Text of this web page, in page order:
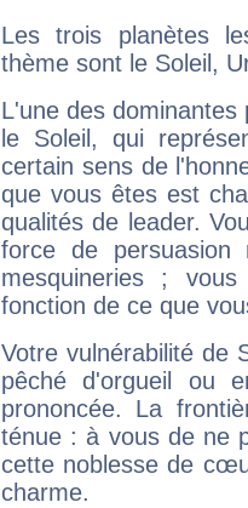
Les trois planètes
thème sont le Soleil,
L'une des
le Soleil, qui
certain sens de
que vous êtes est
qualités de leader.
force de
mesquineries ;
fonction de ce que
Votre vulnérabilité de
pêché d'orgueil ou
prononcée. La
ténue : à vous de ne
cette noblesse de
charme.